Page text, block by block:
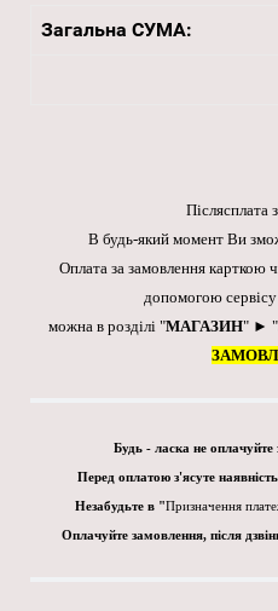
Загальна СУМА:
Післясплата
В будь-який момент Ви
Оплата за замовлення карткою
допомогою сервісу
можна в розділі "МАГАЗИН" ► "
Будь - ласка не оплачуйте
Перед оплатою з'ясуте
Незабудьте в "Призначення
Оплачуйте замовлення, після